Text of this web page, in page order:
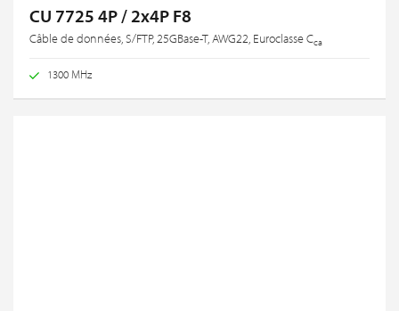
CU 7725 4P / 2x4P F8
Câble de données, S/FTP, 25GBase-T, AWG22, Euroclasse Cca
1300 MHz